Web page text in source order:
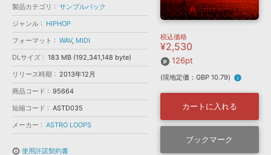
サンプルパック »
ソフトウェア／ツール »
DAW »
効果音 »
特集 »
ニュースレター »
SONICWIREブログ »
製品サポート情報 »
DTMガイド »
FAQ »
お問い合わせ »
音楽カード
楽曲配信流通 サービス
無償のサウンド管理ソフト
ソフト音源 プラグイン・エフェクト
ソフトウェア／ツール 効果音
メーカー
フォーマット
ランキング
製品カテゴリ
サンプルパック
ジャンル
HIPHOP
フォーマット
WAV, MIDI
DLサイズ
183 MB (192,341,148 byte)
リリース時期
2013年12月
商品コード
95664
短縮コード
ASTD035
メーカー
ASTRO LOOPS
info_outline 使用許諾契約書
税込価格
¥2,530
126pt
(現地定価：GBP 10.79) info
カートに入れる
ブックマーク